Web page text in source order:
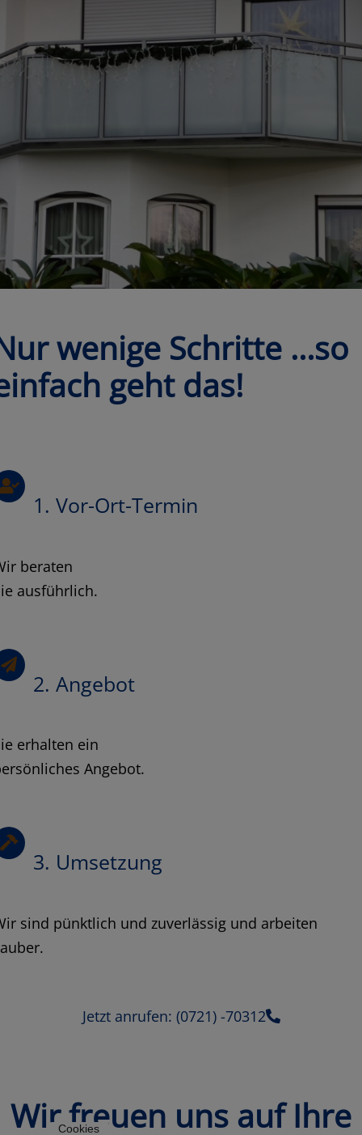
wenige Schritte …so
geht das!
1. Vor-Ort-Termin
beraten
ausführlich.
2. Angebot
erhalten ein
Angebot.
3. Umsetzung
sind pünktlich und zuverlässig und arbeiten
Jetzt anrufen: (0721) -70312
Wir freuen uns auf Ihre
Cookies